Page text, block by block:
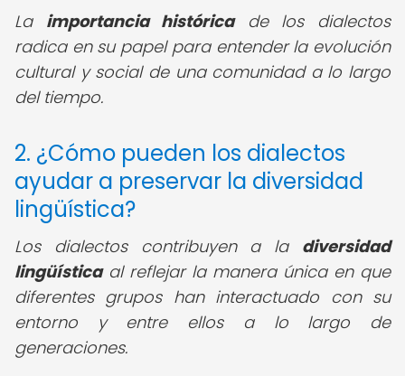
La importancia históricade los dialectos
radica en su papel para entender la evolución
cultural y social de una comunidad a lo largo
del tiempo.
2. ¿Cómo pueden los dialectos
ayudar a preservar la diversidad
lingüística?
Los dialectos contribuyen a la diversidad
lingüísticaal reflejar la manera única en que
diferentes grupos han interactuado con su
entorno y entre ellos a lo largo de
generaciones.